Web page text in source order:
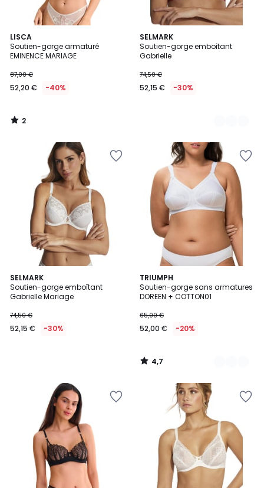
LISCA
Soutien-gorge armaturé
EMINENCE MARIAGE
87,00 €
52,20 € -40%
2
/
5
2
/
SELMARK
Soutien-gorge emboîtant
Gabrielle
74,50 €
52,15 € -30%
5
Couleurs
SELMARK
Soutien-gorge emboîtant
Gabrielle Mariage
74,50 €
52,15 € -30%
TRIUMPH
Soutien-gorge sans armatures
DOREEN + COTTON01
65,00 €
52,00 € -20%
4,7
/ 5
3
Couleurs
4,7
/